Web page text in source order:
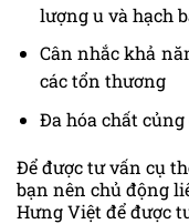
lượng u và hạch
Cân nhắc khả
các tổn thương
Đa hóa chất củng
Để được tư vấn cụ
bạn nên chủ động
Hưng Việt để được